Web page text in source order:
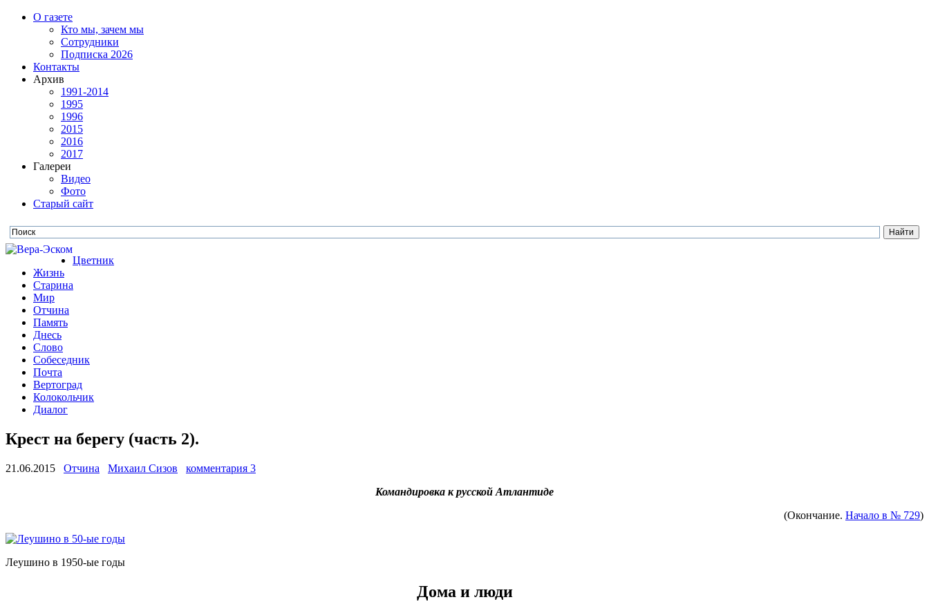
О газете
Кто мы, зачем мы
Сотрудники
Подписка 2026
Контакты
Архив
1991-2014
1995
1996
2015
2016
2017
Галереи
Видео
Фото
Старый сайт
Цветник
Жизнь
Старина
Мир
Отчина
Память
Днесь
Слово
Собеседник
Почта
Вертоград
Колокольчик
Диалог
Крест на берегу (часть 2).
21.06.2015 Отчина Михаил Сизов
комментария 3
Командировка к русской Атлантиде
(Окончание. Начало в № 729)
Леушино в 1950-ые годы
Дома и люди